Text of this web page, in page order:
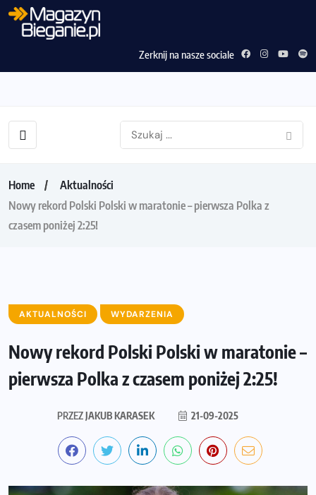
Zerknij na nasze sociale
Home
Aktualności
Nowy rekord Polski Polski w maratonie – pierwsza Polka z
czasem poniżej 2:25!
AKTUALNOŚCI WYDARZENIA
Nowy rekord Polski Polski w maratonie –
pierwsza Polka z czasem poniżej 2:25!
PRZEZJAKUB KARASEK 21-09-2025